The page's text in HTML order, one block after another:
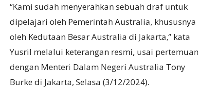
“Kami sudah menyerahkan sebuah draf untuk
dipelajari oleh Pemerintah Australia, khususnya
oleh Kedutaan Besar Australia di Jakarta,” kata
Yusril melalui keterangan resmi, usai pertemuan
dengan Menteri Dalam Negeri Australia Tony
Burke di Jakarta, Selasa (3/12/2024).